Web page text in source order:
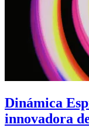
Dinámica
innovadora